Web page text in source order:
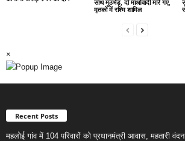
साथ मुठभेड़, दो माओवादी मारे गए,
मृतकों में रश्मि शामिल
×
Recent Posts
महलोई गांव में 104 परिवारों को प्रधानमंत्री आवास, महतारी